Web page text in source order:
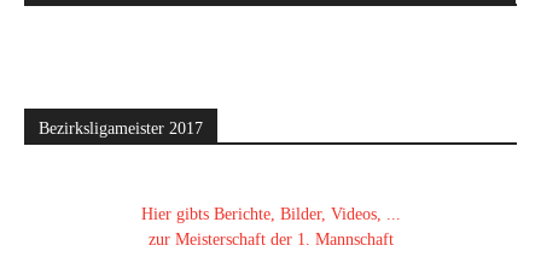
Bezirksligameister 2017
Hier gibts Berichte, Bilder, Videos, ...
zur Meisterschaft der 1. Mannschaft